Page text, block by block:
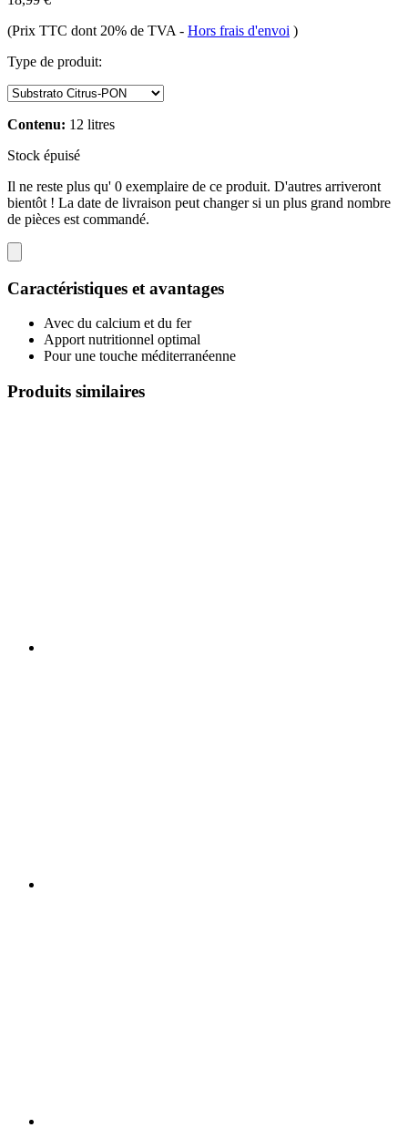
(Prix TTC dont 20% de TVA - Hors frais d'envoi )
Type de produit:
Contenu: 12 litres
Stock épuisé
Il ne reste plus qu' 0 exemplaire de ce produit. D'autres arriveront
bientôt ! La date de livraison peut changer si un plus grand nombre
de pièces est commandé.
Caractéristiques et avantages
Avec du calcium et du fer
Apport nutritionnel optimal
Pour une touche méditerranéenne
Produits similaires